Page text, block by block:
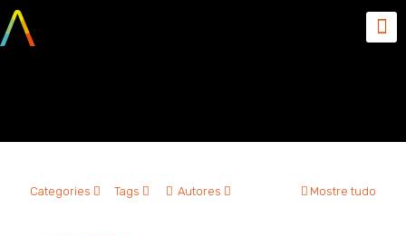
Categories Tags Autores Mostre tudo